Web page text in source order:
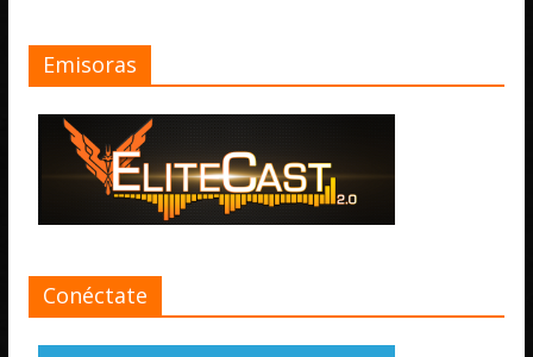
Emisoras
Conéctate